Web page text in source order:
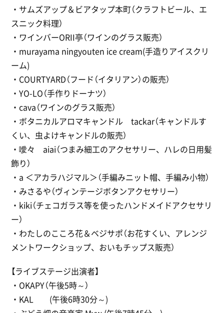
・サムズアップ＆ビアタップ本町（クラフトビール、エ
スニック料理）
・ワインバーORII亭（ワインのグラス販売）
・murayama ningyouten ice cream(手造りアイスクリ
ーム)
・COURTYARD（フード（イタリアン）の販売）
・YO-LO（手作りドーナツ）
・cava（ワインのグラス販売）
・ボタニカルアロマキャンドル tackar（キャンドルす
くい、虫よけキャンドルの販売）
・噯々 aiai（つまみ細工のアクセサリー、ハレの日用髪
飾り）
・a ＜アカラハジマル＞（手編みニット帽、手編み小物）
・みさるや（ヴィンテージボタンアクセサリー）
・kiki（チェコガラス等を使ったハンドメイドアクセサリ
ー）
・わたしのこころ花＆ベジサポ（お花すくい、アレンジ
メントワークショップ、おいもチップス販売）
【ライブステージ出演者】
・OKAPY（午後5時～）
・KAL (午後6時30分～)